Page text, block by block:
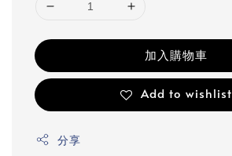
加入購物車
Add to wishlist
分享